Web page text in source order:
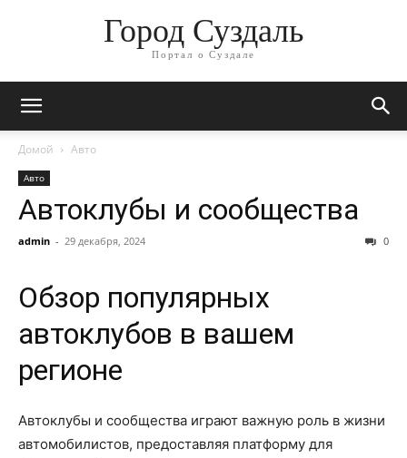
Город Суздаль
Портал о Суздале
Домой Авто
Авто
Автоклубы и сообщества
admin - 29 декабря, 2024 0
Обзор популярных
автоклубов в вашем
регионе
Автоклубы и сообщества играют важную роль в жизни
автомобилистов, предоставляя платформу для